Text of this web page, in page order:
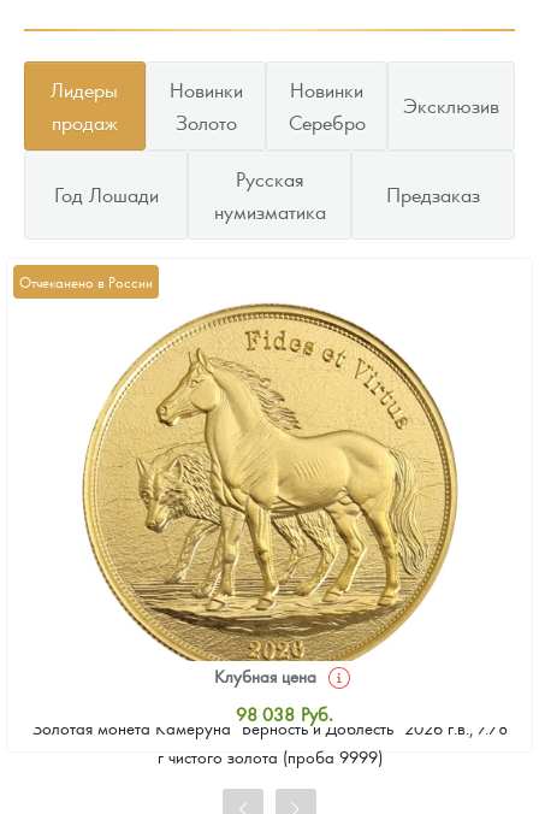
Лидеры
продаж
Новинки
Золото
Новинки
Серебро
Эксклюзив
Год Лошади
Русская
нумизматика
Предзаказ
Отчеканено в России
Золотая монета Камеруна "Верность и Доблесть" 2026 г.в., 7.78
г чистого золота (проба 9999)
Клубная цена
98 038 Руб.
Стандартная цена